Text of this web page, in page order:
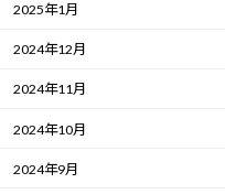
2025年1月
2024年12月
2024年11月
2024年10月
2024年9月